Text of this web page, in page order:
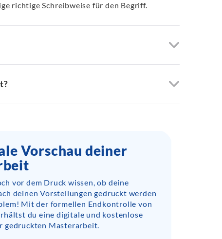
richtige Schreibweise für den Begriff.
Vorschau deiner
vor dem Druck wissen, ob deine
deinen Vorstellungen gedruckt werden
Mit der formellen Endkontrolle von
du eine digitale und kostenlose
gedruckten Masterarbeit.